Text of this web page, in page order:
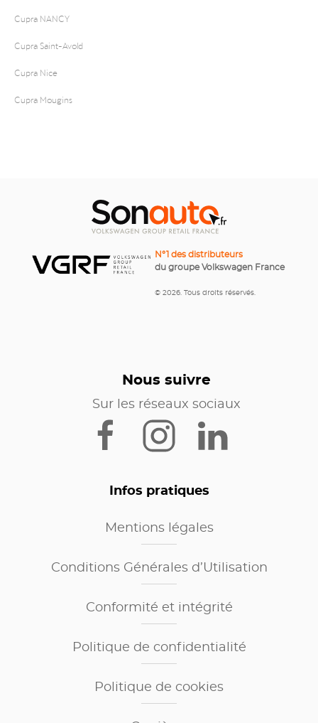
Cupra NANCY
Cupra Saint-Avold
Cupra Nice
Cupra Mougins
N°1 des distributeurs
du groupe Volkswagen France
© 2026. Tous droits réservés.
Nous suivre
Sur les réseaux sociaux
Infos pratiques
Mentions légales
Conditions Générales d’Utilisation
Conformité et intégrité
Politique de confidentialité
Politique de cookies